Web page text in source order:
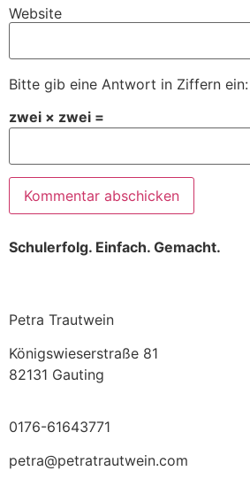
Website
Bitte gib eine Antwort in Ziffern ein:
zwei × zwei =
Schulerfolg. Einfach. Gemacht.
Petra Trautwein
Königswieserstraße 81
82131 Gauting
0176-61643771
petra@petratrautwein.com